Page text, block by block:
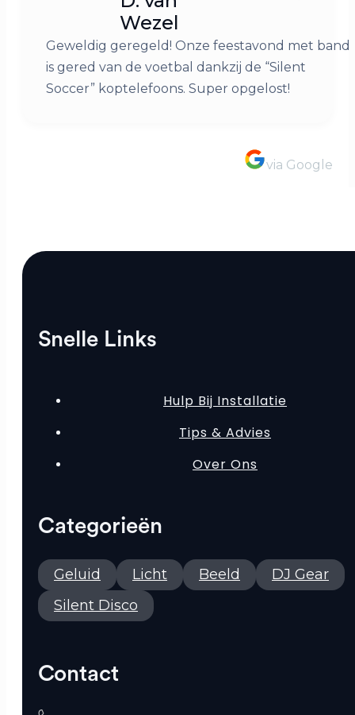
Wezel
Geweldig geregeld! Onze feestavond met band
is gered van de voetbal dankzij de “Silent
Soccer” koptelefoons. Super opgelost!
via Google
Snelle Links
Hulp Bij Installatie
Tips & Advies
Over Ons
Categorieën
Geluid Licht Beeld
DJ Gear
Silent Disco
Contact